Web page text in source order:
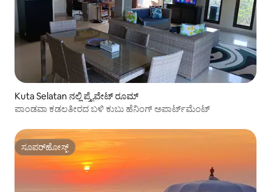
Kuta Selatan ನಲ್ಲಿ ಪ್ರೈವೇಟ್ ರೂಮ್
ಪಾಂಡವಾ ಕಡಲತೀರದ ಬಳಿ ಕುಬು ಹೆನಿಂಗ್ ಅಪಾರ್ಟ್‌ಮೆಂಟ್
ಸೂಪರ್‌ಹೋಸ್ಟ್
ಸೂಪರ್‌ಹೋಸ್ಟ್